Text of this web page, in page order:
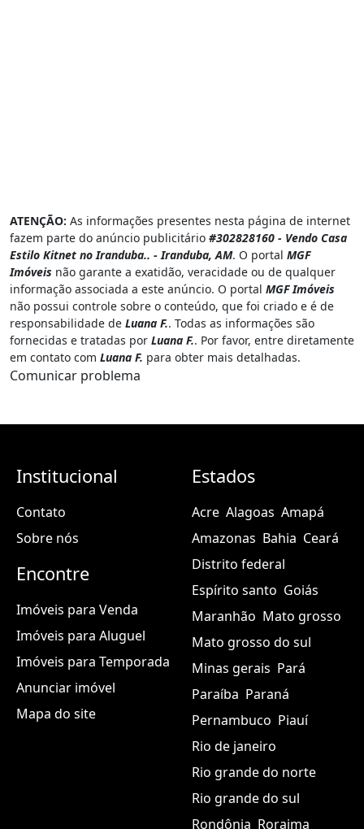
ATENÇÃO: As informações presentes nesta página de internet
fazem parte do anúncio publicitário #302828160 - Vendo Casa
Estilo Kitnet no Iranduba.. - Iranduba, AM. O portal MGF
Imóveis não garante a exatidão, veracidade ou de qualquer
informação associada a este anúncio. O portal MGF Imóveis
não possui controle sobre o conteúdo, que foi criado e é de
responsabilidade de Luana F.. Todas as informações são
fornecidas e tratadas por Luana F.. Por favor, entre diretamente
em contato com Luana F. para obter mais detalhadas.
Comunicar problema
Institucional
Contato
Sobre nós
Encontre
Imóveis para Venda
Imóveis para Aluguel
Imóveis para Temporada
Anunciar imóvel
Mapa do site
Estados
Acre Alagoas Amapá
Amazonas Bahia Ceará
Distrito federal
Espírito santo Goiás
Maranhão Mato grosso
Mato grosso do sul
Minas gerais Pará
Paraíba Paraná
Pernambuco Piauí
Rio de janeiro
Rio grande do norte
Rio grande do sul
Rondônia Roraima